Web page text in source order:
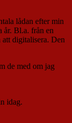
lådan efter min
år. Bl.a. från en
digitalisera. Den
de med om jag
idag.